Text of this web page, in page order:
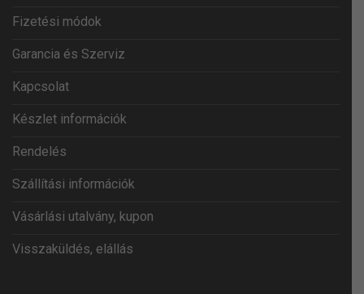
Fizetési módok
Garancia és Szerviz
Kapcsolat
Készlet információk
Rendelés
Szállítási információk
Vásárlási utalvány, kupon
Visszaküldés, elállás